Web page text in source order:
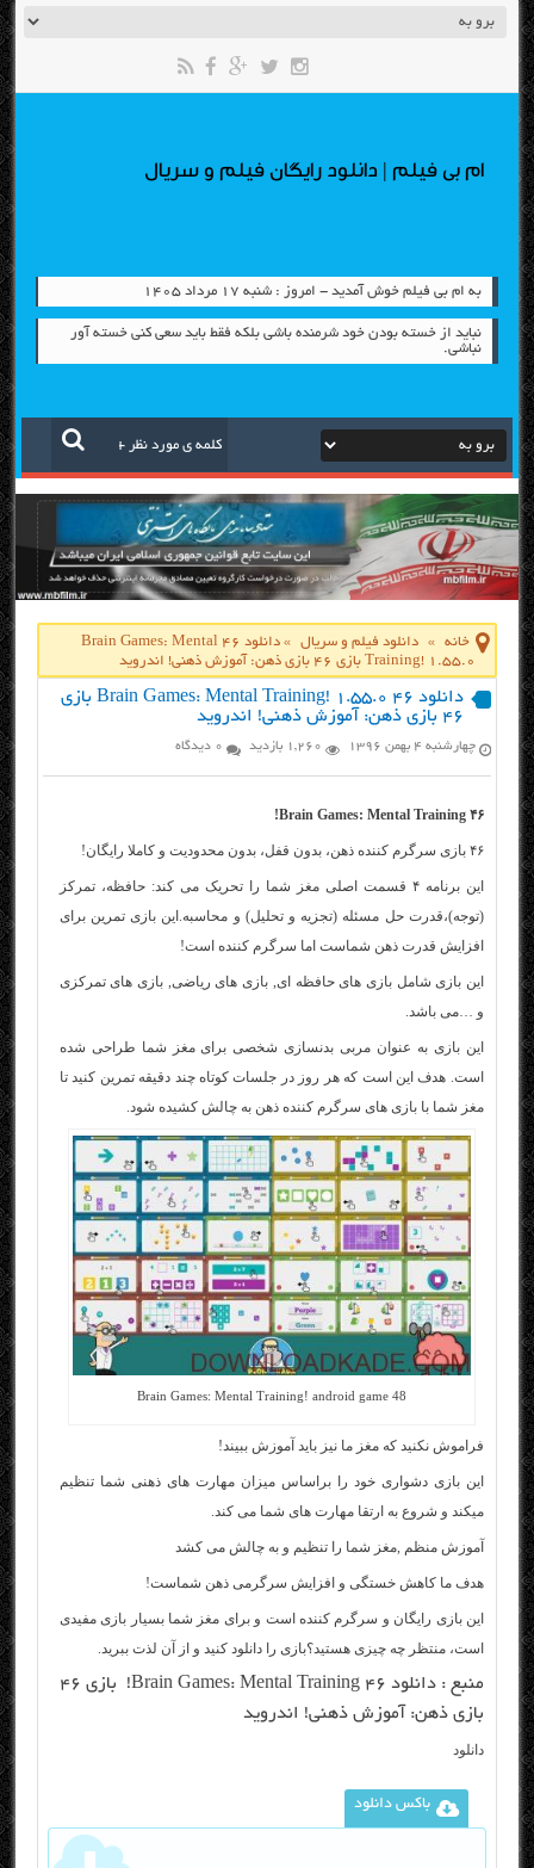
ام بی فیلم | دانلود رایگان فیلم و سریال
به ام بی فیلم خوش آمدید - امروز : شنبه ۱۷ مرداد ۱۴۰۵
نباید از خسته بودن خود شرمنده باشی بلکه فقط باید سعی کنی خسته آور
نباشی.
خانه » دانلود فیلم و سریال »
دانلود ۴۶ Brain Games: Mental
Training! 1.55.0 بازی ۴۶ بازی ذهن: آموزش ذهنی! اندروید
دانلود ۴۶ Brain Games: Mental Training! 1.55.0 بازی
۴۶ بازی ذهن: آموزش ذهنی! اندروید
چهارشنبه ۴ بهمن ۱۳۹۶ 1,260 بازدید 0 دیدگاه
۴۶ Brain Games: Mental Training!
۴۶ بازی سرگرم کننده ذهن، بدون قفل، بدون محدودیت و کاملا رایگان!
این برنامه ۴ قسمت اصلی مغز شما را تحریک می کند: حافظه، تمرکز
(توجه)،قدرت حل مسئله (تجزیه و تحلیل) و محاسبه.این بازی تمرین برای
افزایش قدرت ذهن شماست اما سرگرم کننده است!
این بازی شامل بازی های حافظه ای, بازی های ریاضی, بازی های تمرکزی
و …می باشد.
این بازی به عنوان مربی بدنسازی شخصی برای مغز شما طراحی شده
است. هدف این است که هر روز در جلسات کوتاه چند دقیقه تمرین کنید تا
مغز شما با بازی های سرگرم کننده ذهن به چالش کشیده شود.
48 Brain Games: Mental Training! android game
فراموش نکنید که مغز ما نیز باید آموزش ببیند!
این بازی دشواری خود را براساس میزان مهارت های ذهنی شما تنظیم
میکند و شروع به ارتقا مهارت های شما می کند.
آموزش منظم ,مغز شما را تنظیم و به چالش می کشد
هدف ما کاهش خستگی و افزایش سرگرمی ذهن شماست!
این بازی رایگان و سرگرم کننده است و برای مغز شما بسیار بازی مفیدی
است، منتظر چه چیزی هستید؟بازی را دانلود کنید و از آن لذت ببرید.
منبع :
دانلود ۴۶ Brain Games: Mental Training! بازی ۴۶
بازی ذهن: آموزش ذهنی! اندروید
دانلود
باکس دانلود